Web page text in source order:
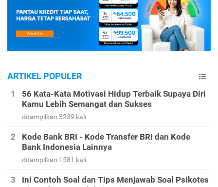
ARTIKEL POPULER
56 Kata-Kata Motivasi Hidup Terbaik Supaya Diri
Kamu Lebih Semangat dan Sukses
ditampilkan 3239 kali
Kode Bank BRI - Kode Transfer BRI dan Kode
Bank Indonesia Lainnya
ditampilkan 1581 kali
Ini Contoh Soal dan Tips Menjawab Soal Psikotes